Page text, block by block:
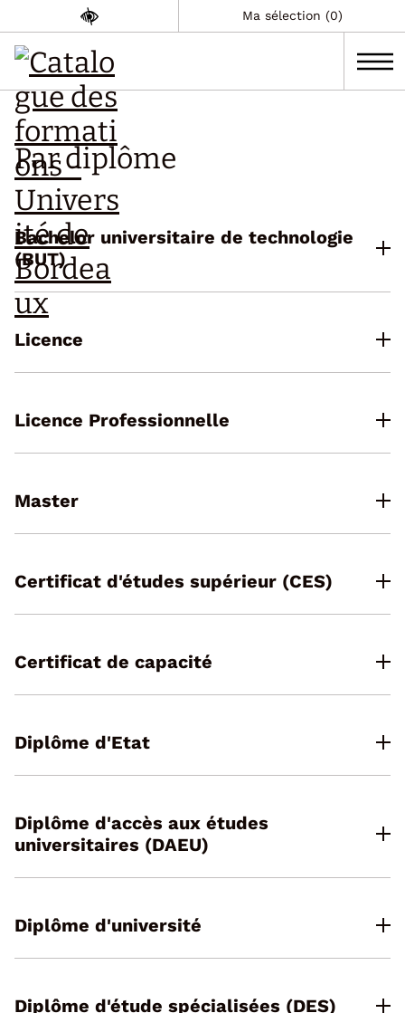
Ma sélection (0)
Par diplôme
Bachelor universitaire de technologie
(BUT)
Licence
Licence Professionnelle
Master
Certificat d'études supérieur (CES)
Certificat de capacité
Diplôme d'Etat
Diplôme d'accès aux études
universitaires (DAEU)
Diplôme d'université
Diplôme d'étude spécialisées (DES)